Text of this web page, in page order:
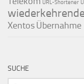
URL-Shortener
Xentos Übernahme
SUCHE